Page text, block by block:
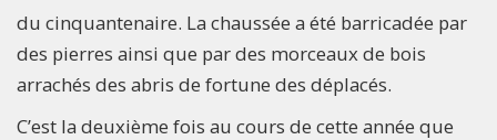
du cinquantenaire. La chaussée a été barricadée par
des pierres ainsi que par des morceaux de bois
arrachés des abris de fortune des déplacés.
C’est la deuxième fois au cours de cette année que